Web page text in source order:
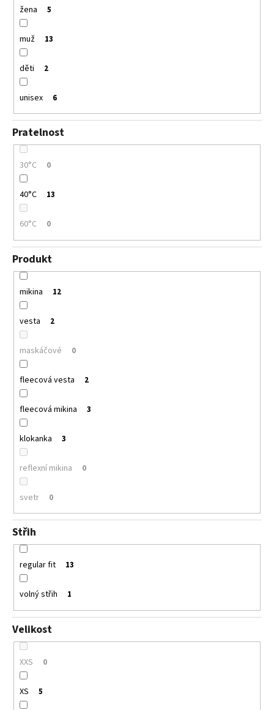
žena 5
muž 13
děti 2
unisex 6
Pratelnost
30°C 0
40°C 13
60°C 0
Produkt
mikina 12
vesta 2
maskáčové 0
fleecová vesta 2
fleecová mikina 3
klokanka 3
reflexní mikina 0
svetr 0
Střih
regular fit 13
volný střih 1
Velikost
XXS 0
XS 5